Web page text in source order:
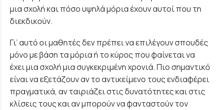
μια σχολή και πόσο υψηλά μόρια έχουν αυτοί που τη
διεκδικούν.
Γι’ αυτό οι μαθητές δεν πρέπει να επιλέγουν σπουδές
μόνο με βάση τα μόρια ή το κύρος που φαίνεται να
έχει μια σχολή μια συγκεκριμένη χρονιά. Πιο σημαντικό
είναι να εξετάζουν αν το αντικείμενο τους ενδιαφέρει
πραγματικά, αν ταιριάζει στις δυνατότητες και στις
κλίσεις τους και αν μπορούν να φανταστούν τον